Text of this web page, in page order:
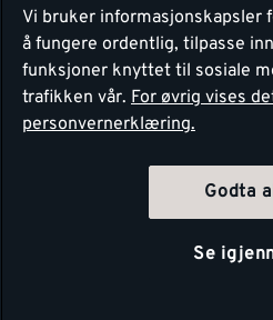
Vi bruker informasjonskapsler
å fungere ordentlig, tilpasse
funksjoner knyttet til sosiale
trafikken vår. For øvrig vises
personvernerklæring.
Godta
Se